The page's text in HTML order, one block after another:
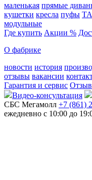
маленькая прямые
кушетки кресла пуфы
модульные
Где купить Акции %
О фабрике
новости история
отзывы вакансии
Гарантия и сервис
Видео-консультация
СБС Мегамолл +7 (861)
ежедневно с 10:00 до